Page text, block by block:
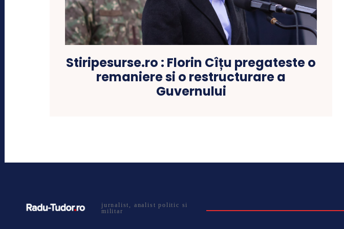
Stiripesurse.ro : Florin Cîțu pregateste o
remaniere si o restructurare a
Guvernului
jurnalist, analist politic si
militar